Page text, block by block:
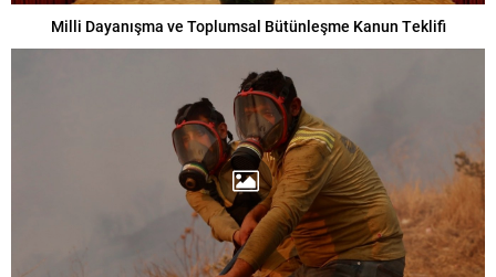
Milli Dayanışma ve Toplumsal Bütünleşme Kanun Teklifi